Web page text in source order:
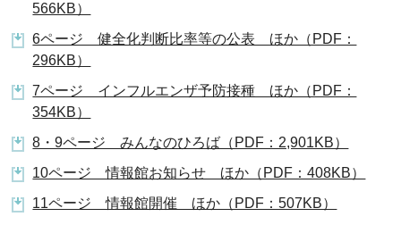
566KB）
6ページ 健全化判断比率等の公表 ほか（PDF：
296KB）
7ページ インフルエンザ予防接種 ほか（PDF：
354KB）
8・9ページ みんなのひろば（PDF：2,901KB）
10ページ 情報館お知らせ ほか（PDF：408KB）
11ページ 情報館開催 ほか（PDF：507KB）